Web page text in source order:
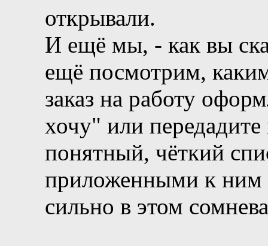
открывали.
И ещё мы, - как вы
ещё посмотрим,
заказ на работу
хочу" или
понятный, чёткий
приложенными к ним
сильно в этом